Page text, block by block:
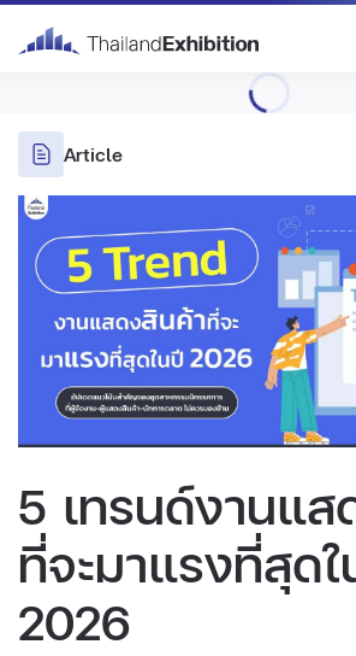
Article
5 เทรนด์งานแส
ที่จะมาแรงที่สุด
2026